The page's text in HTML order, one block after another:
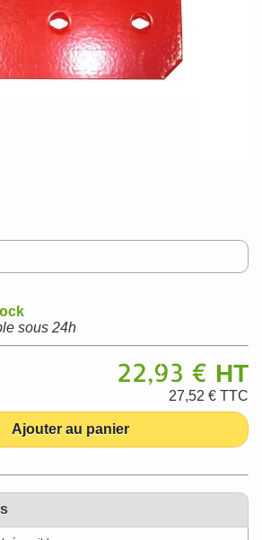
sous 24h
22,93 € HT
27,52 € TTC
Ajouter au panier